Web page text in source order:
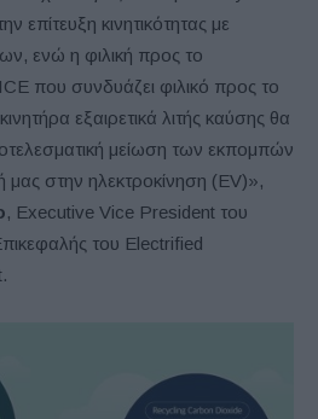
επίτευξη κινητικότητας με
ενώ η φιλική προς το
που συνδυάζει φιλικό προς το
εξαιρετικά λιτής καύσης θα
μείωση των εκπομπών
στην ηλεκτροκίνηση (EV)»,
, Executive Vice President του
του Electrified